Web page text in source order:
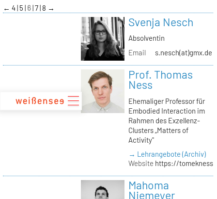
zum
Inhalt
← 4 5 6 7 8 →
Svenja Nesch
Absolventin
Email
s.nesch(at)gmx.de
Prof. Thomas
Ness
Ehemaliger Professor für
Embodied Interaction im
Rahmen des Exzellenz-
Clusters „Matters of
Activity"
→ Lehrangebote (Archiv)
Website https://
Mahoma
Niemeyer